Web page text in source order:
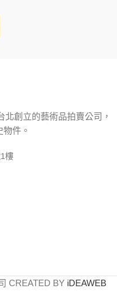
北創立的藝術品拍賣公司，
件。
樓
CREATED BY iDEAWEB